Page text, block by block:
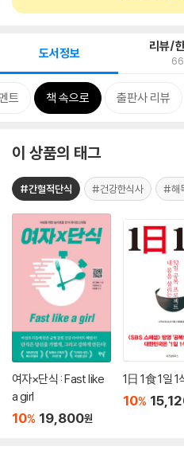
도서정보 리뷰/
66
트 책 속으로 출판사 리뷰
이 상품의 태그
#간헐적단식 #건강한식사 #해
여자×단식 : Fast like
a girl
10% 19,800원
1日 1食 1일 1
10%